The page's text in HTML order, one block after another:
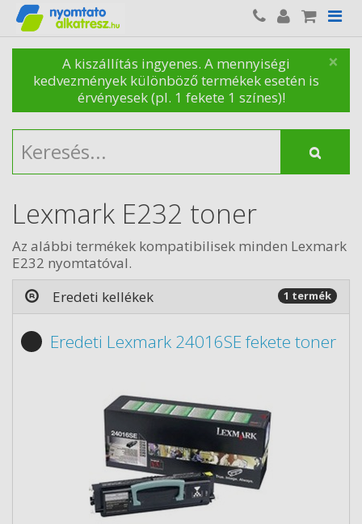
×
A kiszállítás ingyenes. A mennyiségi
kedvezmények különböző termékek esetén is
érvényesek (pl. 1 fekete 1 színes)!
Lexmark E232 toner
Az alábbi termékek kompatibilisek minden Lexmark
E232 nyomtatóval.
Eredeti kellékek
1 termék
Eredeti Lexmark 24016SE fekete toner